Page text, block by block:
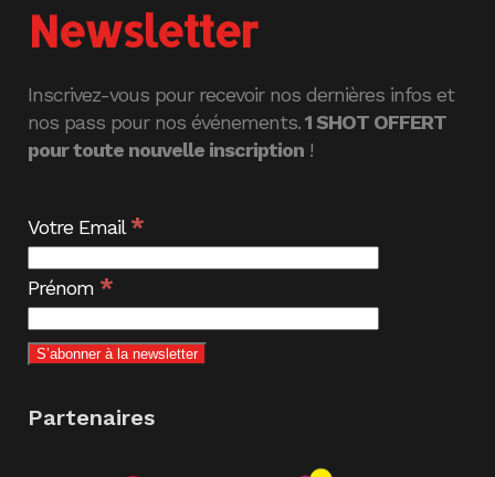
Newsletter
Inscrivez-vous pour recevoir nos dernières infos et
nos pass pour nos événements.1 SHOT OFFERT
pour toute nouvelle inscription !
Votre Email*
Prénom *
Partenaires